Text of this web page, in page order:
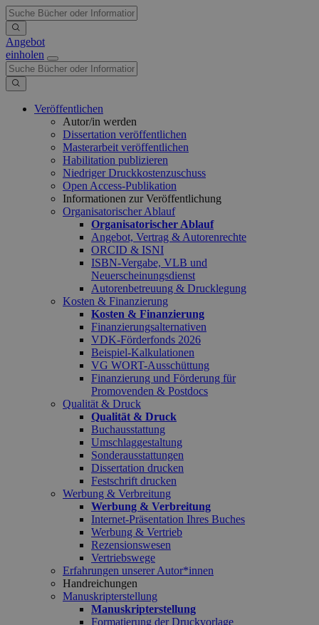
Angebot
einholen
Veröffentlichen
Autor/in werden
Dissertation veröffentlichen
Masterarbeit veröffentlichen
Habilitation publizieren
Niedriger Druckkostenzuschuss
Open Access-Publikation
Informationen zur Veröffentlichung
Organisatorischer Ablauf
Organisatorischer Ablauf
Angebot, Vertrag & Autorenrechte
ORCID & ISNI
ISBN-Vergabe, VLB und
Neuerscheinungsdienst
Autorenbetreuung & Drucklegung
Kosten & Finanzierung
Kosten & Finanzierung
Finanzierungsalternativen
VDK-Förderfonds 2026
Beispiel-Kalkulationen
VG WORT-Ausschüttung
Finanzierung und Förderung für
Promovenden & Postdocs
Qualität & Druck
Qualität & Druck
Buchausstattung
Umschlaggestaltung
Sonderausstattungen
Dissertation drucken
Festschrift drucken
Werbung & Verbreitung
Werbung & Verbreitung
Internet-Präsentation Ihres Buches
Werbung & Vertrieb
Rezensionswesen
Vertriebswege
Erfahrungen unserer Autor*innen
Handreichungen
Manuskripterstellung
Manuskripterstellung
Formatierung der Druckvorlage